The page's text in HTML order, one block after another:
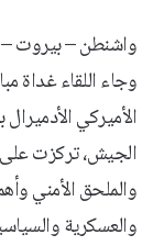
واشنطن – بيروت
وجاء اللقاء غداة
الأميركي
الجيش، تركزت على
والملحق الأمني
والعسكرية